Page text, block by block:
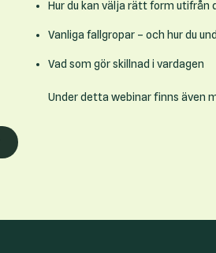
Hur du kan välja rätt form utifrån
Vanliga fallgropar – och hur du
Vad som gör skillnad i vardagen
Under detta webinar finns även